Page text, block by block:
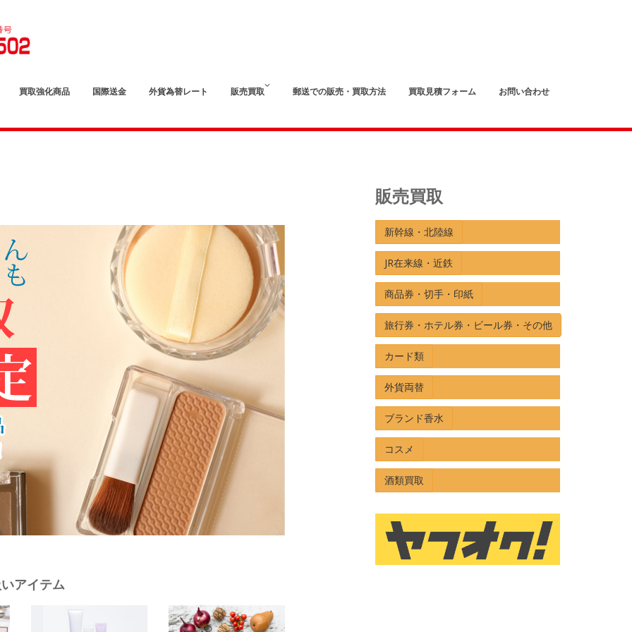
買取強化商品 国際送金 外貨為替レート 販売買取 郵送での販売・買取方法 買取見積フォーム お問い合わせ
アイテム
販売買取
新幹線・北陸線
JR在来線・近鉄
商品券・切手・印紙
旅行券・ホテル券・ビール券・その他
カード類
外貨両替
ブランド香水
コスメ
酒類買取